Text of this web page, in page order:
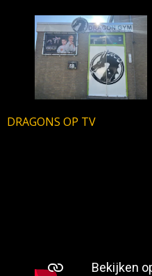
DRAGONS OP TV